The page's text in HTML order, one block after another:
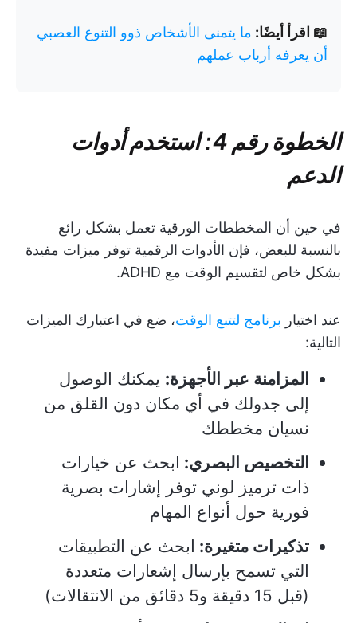
📖 اقرأ أيضًا: ما يتمنى الأشخاص ذوو التنوع العصبي
أن يعرفه أرباب عملهم
الخطوة رقم 4: استخدم أدوات
الدعم
في حين أن المخططات الورقية تعمل بشكل رائع
بالنسبة للبعض، فإن الأدوات الرقمية توفر ميزات مفيدة
بشكل خاص لتقسيم الوقت مع ADHD.
عند اختيار برنامج لتتبع الوقت، ضع في اعتبارك الميزات
التالية:
المزامنة عبر الأجهزة: يمكنك الوصول
إلى جدولك في أي مكان دون القلق من
نسيان مخططك
التخصيص البصري: ابحث عن خيارات
ذات ترميز لوني توفر إشارات بصرية
فورية حول أنواع المهام
تذكيرات متغيرة: ابحث عن التطبيقات
التي تسمح بإرسال إشعارات متعددة
(قبل 15 دقيقة و5 دقائق من الانتقالات)